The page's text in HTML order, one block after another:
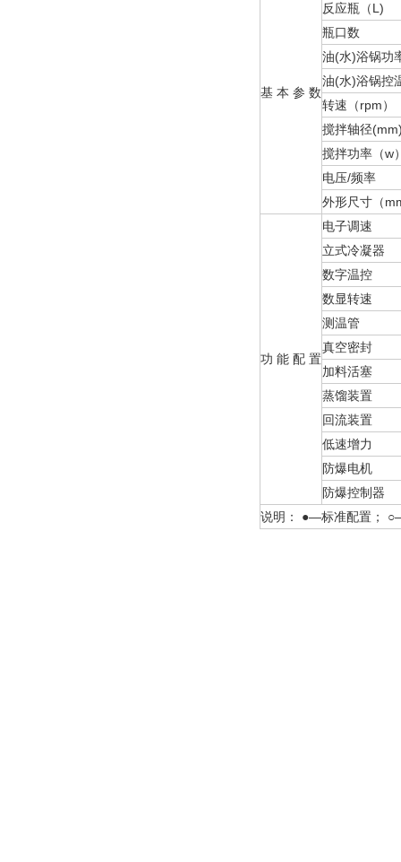
基 本 参 数
反应瓶（L)
瓶口数
油(水)浴锅功
油(水)浴锅控
转速（rpm）
搅拌轴径
搅拌功率（w
电压/频率
外形尺寸（
功 能 配 置
电子调速
立式冷凝器
数字温控
数显转速
测温管
真空密封
加料活塞
蒸馏装置
回流装置
低速增力
防爆电机
防爆控制器
说明： ●—标准配置；